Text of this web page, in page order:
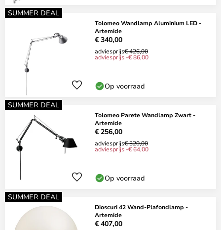
SUMMER DEAL
Tolomeo Wandlamp Aluminium LED -
Artemide
€ 340,00
adviesprijs€ 426,00
adviesprijs -€ 86,00
Op voorraad
SUMMER DEAL
Tolomeo Parete Wandlamp Zwart -
Artemide
€ 256,00
adviesprijs€ 320,00
adviesprijs -€ 64,00
Op voorraad
SUMMER DEAL
Dioscuri 42 Wand-Plafondlamp -
Artemide
€ 407,00